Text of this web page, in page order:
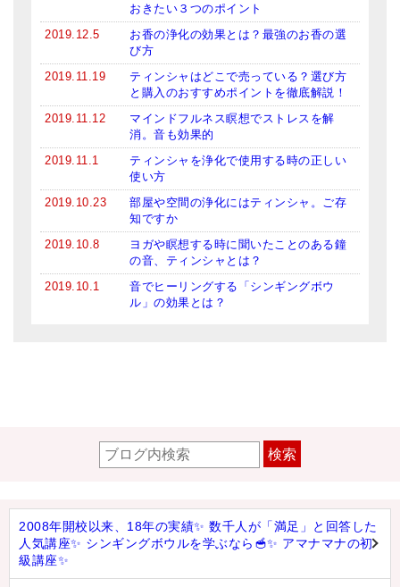
おきたい３つのポイント
2019.12.5
お香の浄化の効果とは？最強のお香の選
び方
2019.11.19
ティンシャはどこで売っている？選び方
と購入のおすすめポイントを徹底解説！
2019.11.12
マインドフルネス瞑想でストレスを解
消。音も効果的
2019.11.1
ティンシャを浄化で使用する時の正しい
使い方
2019.10.23
部屋や空間の浄化にはティンシャ。ご存
知ですか
2019.10.8
ヨガや瞑想する時に聞いたことのある鐘
の音、ティンシャとは？
2019.10.1
音でヒーリングする「シンギングボウ
ル」の効果とは？
検索
2008年開校以来、18年の実績✨ 数千人が「満足」と回答した
人気講座✨ シンギングボウルを学ぶなら🥣✨ アマナマナの初
級講座✨